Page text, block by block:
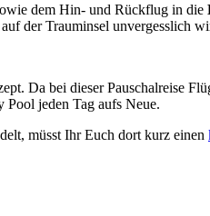
dem Hin- und Rückflug in die
der Trauminsel unvergesslich
Da bei dieser Pauschalreise
Pool jeden Tag aufs Neue.
müsst Ihr Euch dort kurz einen